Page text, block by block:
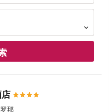
那